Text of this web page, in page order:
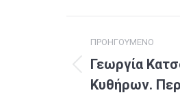
navigation
ΠΡΟΗΓΟΎΜΕΝΟ
Previous
post:
Γεωργία
Κυθήρων.